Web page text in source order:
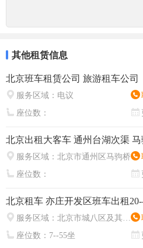
其他租赁信息
北京班车租赁公司 旅游租车公司
服务区域： 电议
座位数：
北京出租大客车 通州台湖次渠
服务区域： 北京市通州区马驹桥
座位数：
北京租车 亦庄开发区班车出租
服务区域： 北京市城八区及其周边
座位数： 7--55坐